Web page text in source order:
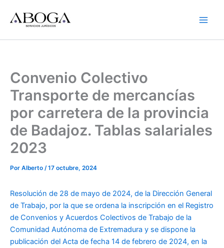
contenido
Convenio Colectivo
Transporte de mercancías
por carretera de la provincia
de Badajoz. Tablas salariales
2023
Por Alberto /17 octubre, 2024
Resolución de 28 de mayo de 2024, de la Dirección General
de Trabajo, por la que se ordena la inscripción en el Registro
de Convenios y Acuerdos Colectivos de Trabajo de la
Comunidad Autónoma de Extremadura y se dispone la
publicación del Acta de fecha 14 de febrero de 2024, en la